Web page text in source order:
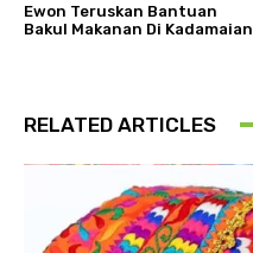
Ewon Teruskan Bantuan
Bakul Makanan Di Kadamaian
RELATED ARTICLES